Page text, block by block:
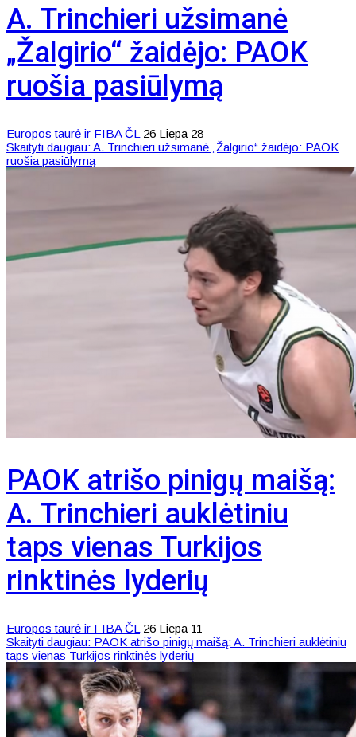
A. Trinchieri užsimanė
„Žalgirio“ žaidėjo: PAOK
ruošia pasiūlymą
Europos taurė ir FIBA ČL 26 Liepa 28
Skaityti daugiau: A. Trinchieri užsimanė „Žalgirio“ žaidėjo: PAOK
ruošia pasiūlymą
PAOK atrišo pinigų maišą:
A. Trinchieri auklėtiniu
taps vienas Turkijos
rinktinės lyderių
Europos taurė ir FIBA ČL 26 Liepa 11
Skaityti daugiau: PAOK atrišo pinigų maišą: A. Trinchieri auklėtiniu
taps vienas Turkijos rinktinės lyderių